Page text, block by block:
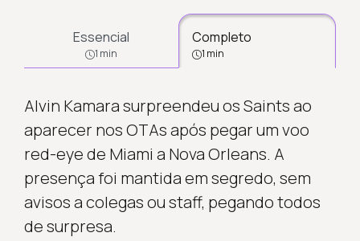
Essencial
1 min
Completo
1 min
Alvin Kamara surpreendeu os Saints ao
aparecer nos OTAs após pegar um voo
red-eye de Miami a Nova Orleans. A
presença foi mantida em segredo, sem
avisos a colegas ou staff, pegando todos
de surpresa.